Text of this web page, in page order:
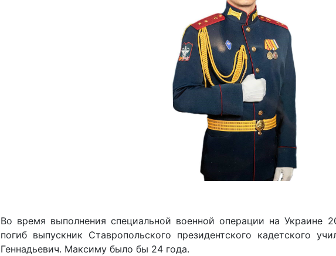
Во время выполнения специальной военной операции на Украине
погиб выпускник Ставропольского президентского кадетского
Геннадьевич. Максиму было бы 24 года.